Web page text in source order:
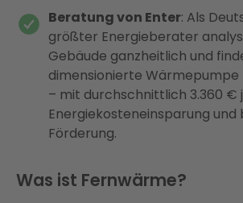
Beratung von Enter: Als
größter Energieberater
Gebäude ganzheitlich und
dimensionierte Wärmepumpe
– mit durchschnittlich 3.360 €
Energiekosteneinsparung und
Förderung.
Was ist Fernwärme?